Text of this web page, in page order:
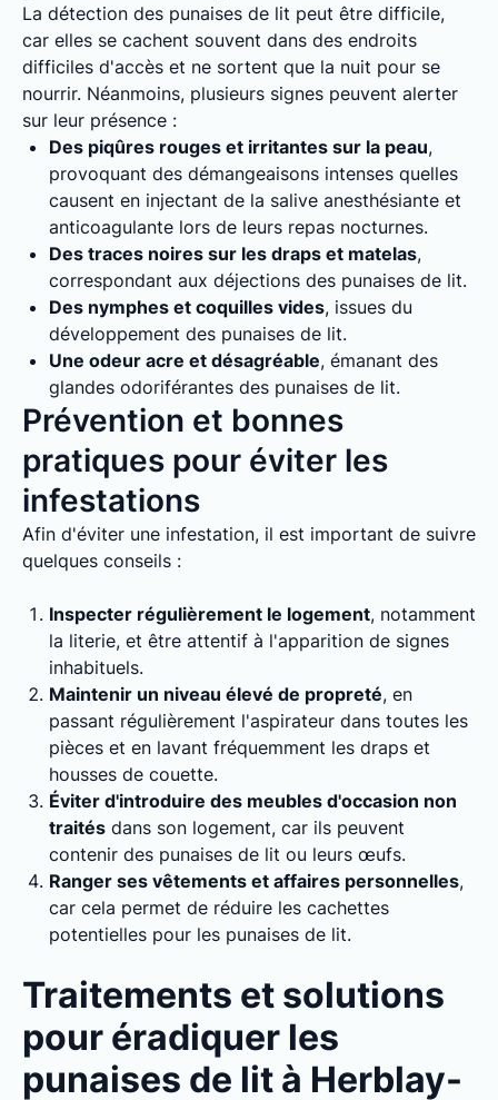
La détection des punaises de lit peut être difficile,
car elles se cachent souvent dans des endroits
difficiles d'accès et ne sortent que la nuit pour se
nourrir. Néanmoins, plusieurs signes peuvent alerter
sur leur présence :
Des piqûres rouges et irritantes sur la peau,
provoquant des démangeaisons intenses quelles
causent en injectant de la salive anesthésiante et
anticoagulante lors de leurs repas nocturnes.
Des traces noires sur les draps et matelas,
correspondant aux déjections des punaises de lit.
Des nymphes et coquilles vides, issues du
développement des punaises de lit.
Une odeur acre et désagréable, émanant des
glandes odoriférantes des punaises de lit.
Prévention et bonnes
pratiques pour éviter les
infestations
Afin d'éviter une infestation, il est important de suivre
quelques conseils :
Inspecter régulièrement le logement, notamment
la literie, et être attentif à l'apparition de signes
inhabituels.
Maintenir un niveau élevé de propreté, en
passant régulièrement l'aspirateur dans toutes les
pièces et en lavant fréquemment les draps et
housses de couette.
Éviter d'introduire des meubles d'occasion non
traités dans son logement, car ils peuvent
contenir des punaises de lit ou leurs œufs.
Ranger ses vêtements et affaires personnelles,
car cela permet de réduire les cachettes
potentielles pour les punaises de lit.
Traitements et solutions
pour éradiquer les
punaises de lit à Herblay-